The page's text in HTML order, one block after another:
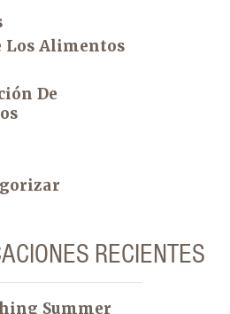
Los Alimentos
De
RECIENTES
Summer